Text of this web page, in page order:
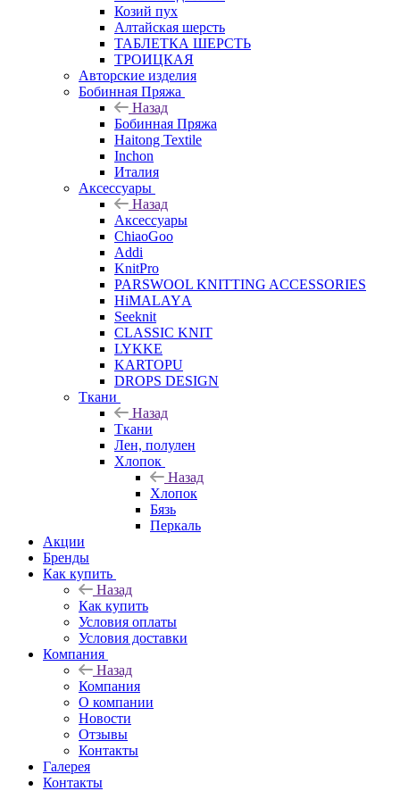
Козий пух
Алтайская шерсть
ТАБЛЕTКА ШЕРСТЬ
ТРОИЦКАЯ
Авторские изделия
Бобинная Пряжа
Назад
Бобинная Пряжа
Haitong Textilе
Inchon
Италия
Аксессуары
Назад
Аксессуары
ChiaoGoo
Addi
KnitPro
PARSWOOL KNITTING ACCESSORIES
HiMALAYА
Seeknit
CLASSIC KNIT
LYKKE
KАRTOPU
DROPS DЕSIGN
Ткани
Назад
Ткани
Лен, полулен
Хлопок
Назад
Хлопок
Бязь
Перкаль
Акции
Бренды
Как купить
Назад
Как купить
Условия оплаты
Условия доставки
Компания
Назад
Компания
О компании
Новости
Отзывы
Контакты
Галерея
Контакты